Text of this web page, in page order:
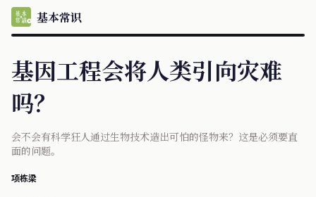
基本常识
基因工程会将人类引向灾难
吗？
会不会有科学狂人通过生物技术造出可怕的怪物来？这是必须要直
面的问题。
项栋梁